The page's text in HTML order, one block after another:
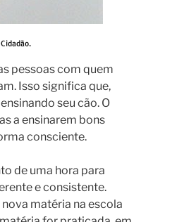
pessoas com quem
Isso significa que,
seu cão. O
a ensinarem bons
consciente.
de uma hora para
e consistente.
matéria na escola